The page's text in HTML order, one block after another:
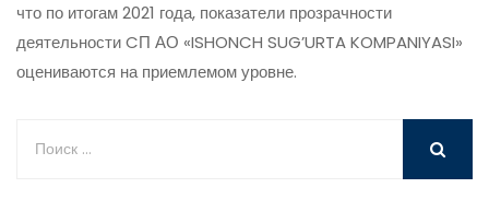
что по итогам 2021 года, показатели прозрачности
деятельности CП АО «ISHONCH SUG’URTA KOMPANIYASI»
оцениваются на приемлемом уровне.